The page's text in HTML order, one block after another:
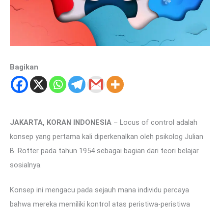
Bagikan
JAKARTA, KORAN INDONESIA – Locus of control adalah
konsep yang pertama kali diperkenalkan oleh psikolog Julian
B. Rotter pada tahun 1954 sebagai bagian dari teori belajar
sosialnya.
Konsep ini mengacu pada sejauh mana individu percaya
bahwa mereka memiliki kontrol atas peristiwa-peristiwa